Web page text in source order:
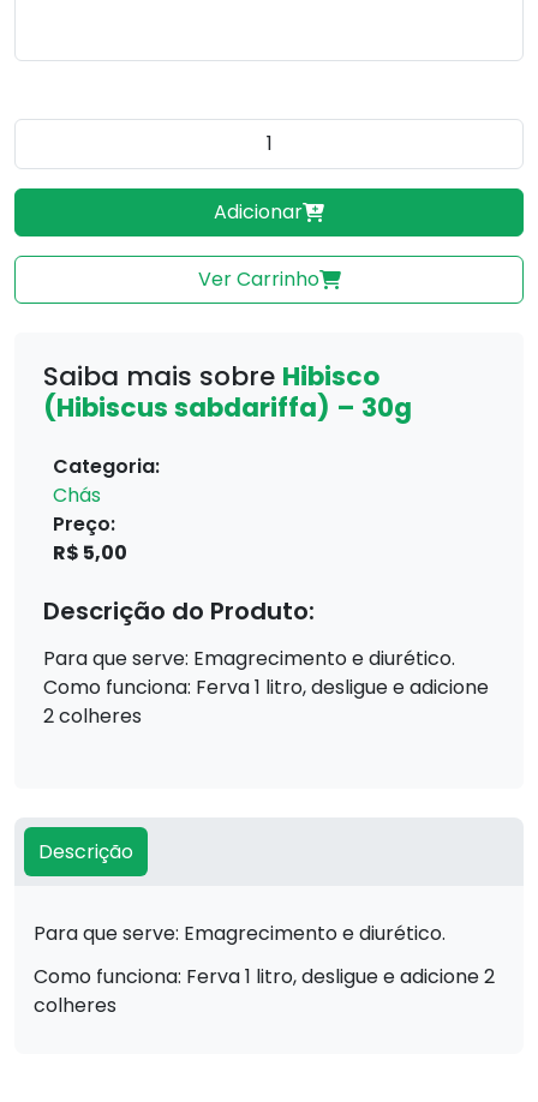
Quantidade do produto
Adicionar
Ver Carrinho
Saiba mais sobre Hibisco
(Hibiscus sabdariffa) – 30g
Categoria:
Chás
Preço:
R$ 5,00
Descrição do Produto:
Para que serve: Emagrecimento e diurético.
Como funciona: Ferva 1 litro, desligue e adicione
2 colheres
Descrição
Para que serve: Emagrecimento e diurético.
Como funciona: Ferva 1 litro, desligue e adicione 2
colheres